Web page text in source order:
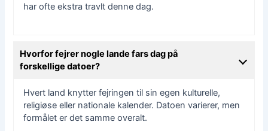
har ofte ekstra travlt denne dag.
Hvorfor fejrer nogle lande fars dag på
forskellige datoer?
Hvert land knytter fejringen til sin egen kulturelle,
religiøse eller nationale kalender. Datoen varierer, men
formålet er det samme overalt.